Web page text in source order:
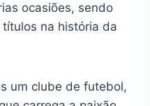
ocasiões, sendo
na história da
um clube de futebol,